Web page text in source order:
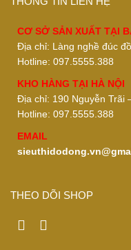
CƠ SỞ SẢN XUẤT TẠI
Địa chỉ: Làng nghề đúc
Hotline: 097.5555.388
KHO HÀNG TẠI HÀ NỘI
Địa chỉ: 190 Nguyễn Trãi
Hotline: 097.5555.388
EMAIL
THEO DÕI SHOP